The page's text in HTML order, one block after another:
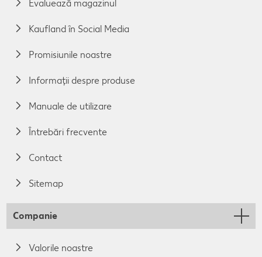
Evaluează magazinul
Kaufland în Social Media
Promisiunile noastre
Informații despre produse
Manuale de utilizare
Întrebări frecvente
Contact
Sitemap
Companie
Valorile noastre